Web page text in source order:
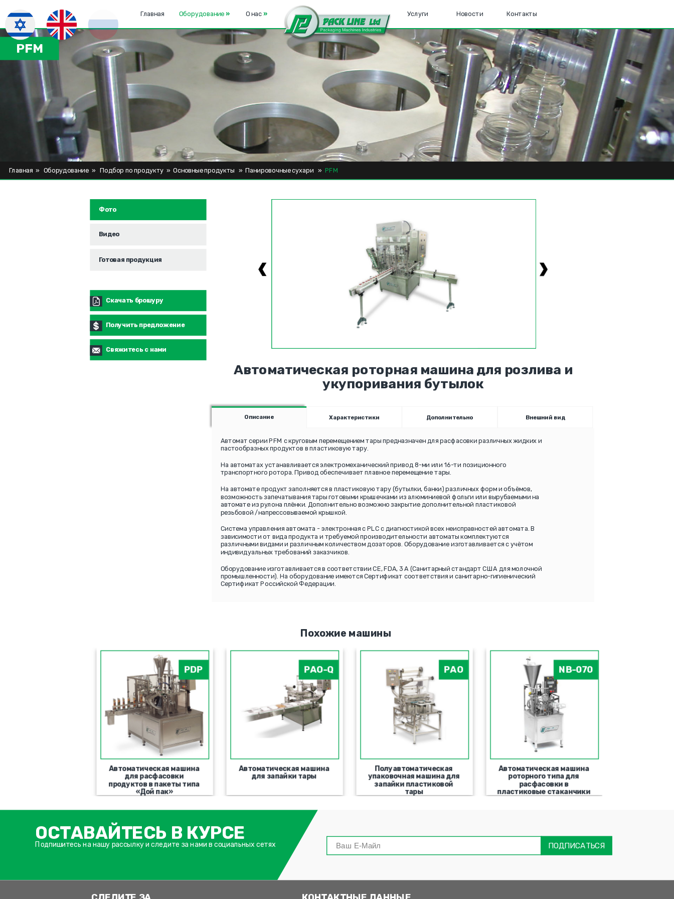
Главная Оборудование » О нас » Услуги Новости Контакты
PFM
Главная » Оборудование » Подбор по продукту »Основные продукты »Панировочные сухари » PFM
Фото
Видео
Готовая продукция
Скачать брошуру
Получить предложение
Свяжитесь с нами
Автоматическая роторная машина для розлива и
укупоривания бутылок
Описание Характеристики Дополнительно Внешний вид
Автомат серии PFM с круговым перемещением тары предназначен для расфасовки различных жидких и
пастообразных продуктов в пластиковую тару.
На автоматах устанавливается электромеханический привод 8-ми или 16-ти позиционного
транспортного ротора. Привод обеспечивает плавное перемещение тары.
На автомате продукт заполняется в пластиковую тару (бутылки, банки) различных форм и объёмов,
возможность запечатывания тары готовыми крышечками из алюминиевой фольги или вырубаемыми на
автомате из рулона плёнки. Дополнительно возможно закрытие дополнительной пластиковой
резьбовой /напрессовываемой крышкой.
Система управления автомата - электронная c PLC с диагностикой всех неисправностей автомата. В
зависимости от вида продукта и требуемой производительности автоматы комплектуются
различными видами и различным количеством дозаторов. Оборудование изготавливается с учётом
индивидуальных требований заказчиков.
Оборудование изготавливается в соответствии СЕ, FDA, 3 A (Санитарный стандарт США для молочной
промышленности). На оборудование имеются Сертификат соответствия и санитарно-гигиенический
Сертификат Российской Федерации.
Похожие машины
NB-070
Автоматическая машина
роторного типа для
расфасовки в
пластиковые стаканчики
PAO
Полуавтоматическая
упаковочная машина для
запайки пластиковой
тары
PAO-Q
Автоматическая машина
для запайки тары
PDP
Автоматическая машина
для расфасовки
продуктов в пакеты типа
«Дой пак»
ОСТАВАЙТЕСЬ В КУРСЕ
Подпишитесь на нашу рассылку и следите за нами в социальных сетях ПОДПИСАТЬСЯ